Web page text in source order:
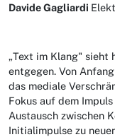
Davide Gagliardi
„Text im Klang" sieht
entgegen. Von
das mediale
Fokus auf dem
Austausch zwischen
Initialimpulse zu